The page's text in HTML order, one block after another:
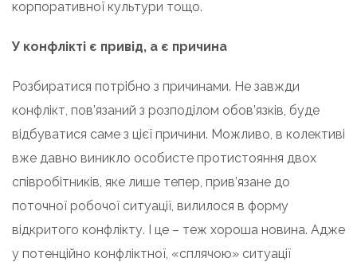
корпоративної культури тощо.
У конфлікті є привід, а є причина
Розбиратися потрібно з причинами. Не завжди
конфлікт, пов’язаний з розподілом обов’язків, буде
відбуватися саме з цієї причини. Можливо, в колективі
вже давно виникло особисте протистояння двох
співробітників, яке лише тепер, прив’язане до
поточної робочої ситуації, вилилося в форму
відкритого конфлікту. І це – теж хороша новина. Адже
у потенційно конфліктної, «сплячою» ситуації